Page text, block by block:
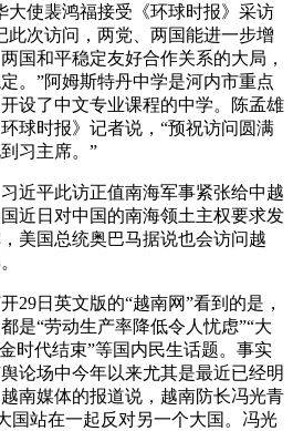
大使裴鸿福接受《环球时报》采访
此次访问，两党、两国能进一步增
国和平稳定友好合作关系的大局，
。”阿姆斯特丹中学是河内市重点
设了中文专业课程的中学。陈孟雄
球时报》记者说，“预祝访问圆满
习主席。”
平此访正值南海军事紧张给中越
近日对中国的南海领土主权要求发
美国总统奥巴马据说也会访问越
日英文版的“越南网”看到的是，
是“劳动生产率降低令人忧虑”“大
时代结束”等国内民生话题。事实
论场中今年以来尤其是最近已经明
南媒体的报道说，越南防长冯光青
国站在一起反对另一个大国。冯光